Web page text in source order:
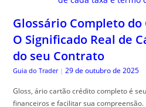
Glossário Completo
O Significado Real de
do seu Contrato
Guia do Trader | 29 de outubro de 2025
Gloss, ário cartão crédito completo é
financeiros e facilitar sua compreensão.